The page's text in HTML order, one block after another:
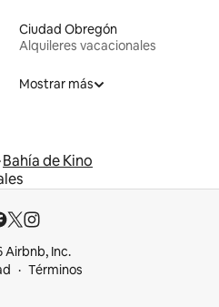
Ciudad Obregón
Alquileres vacacionales
Mostrar más
Bahía de Kino
Airbnb, Inc.
Términos